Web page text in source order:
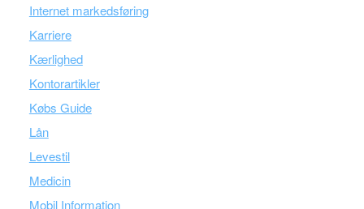
Internet markedsføring
Karriere
Kærlighed
Kontorartikler
Købs Guide
Lån
Levestil
Medicin
Mobil Information